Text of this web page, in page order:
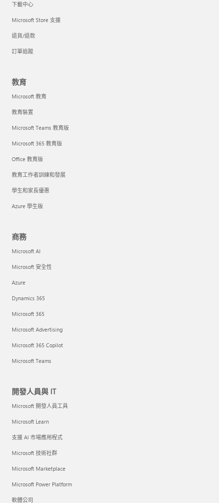
下載中心
Microsoft Store 支援
退貨/退款
訂單追蹤
教育
Microsoft 教育
教育裝置
Microsoft Teams 教育版
Microsoft 365 教育版
Office 教育版
教育工作者訓練和發展
學生和家長優惠
Azure 學生版
商務
Microsoft AI
Microsoft 安全性
Azure
Dynamics 365
Microsoft 365
Microsoft Advertising
Microsoft 365 Copilot
Microsoft Teams
開發人員與 IT
Microsoft 開發人員工具
Microsoft Learn
支援 AI 市場應用程式
Microsoft 技術社群
Microsoft Marketplace
Microsoft Power Platform
軟體公司